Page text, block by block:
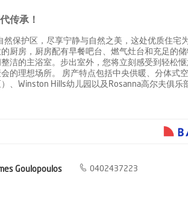
传承！
然保护区，尽享宁静与自然之美，这处优质住
厨房，厨房配有早餐吧台、燃气灶台和充足的
洁的主浴室。步出室外，您将立刻感受到轻松
的理想场所。 房产特点包括中央供暖、分体式
）、Winston Hills幼儿园以及Rosanna高尔夫俱
Goulopoulos 0402437223